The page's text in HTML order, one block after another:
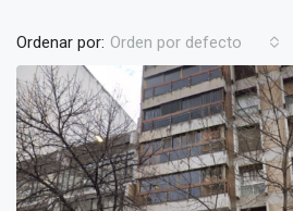
Ordenar por: Orden por defecto